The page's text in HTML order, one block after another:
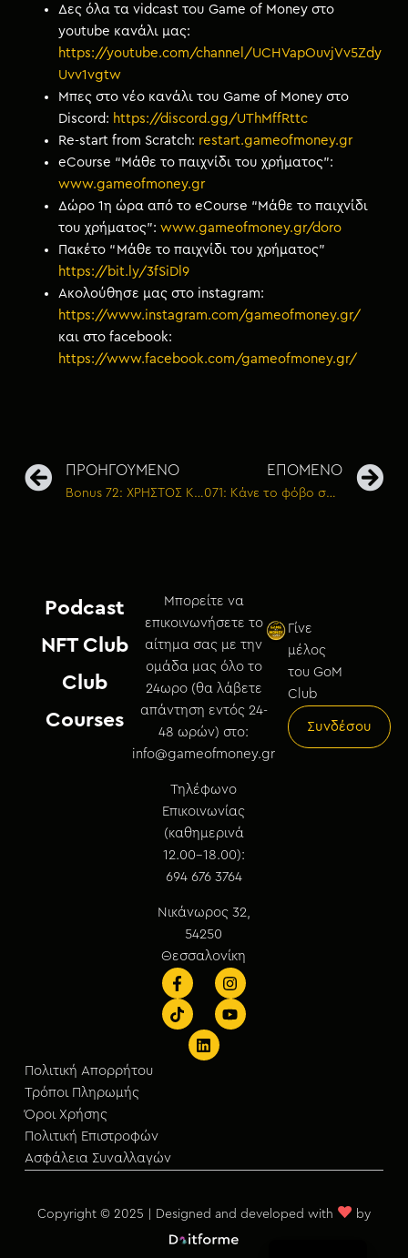
Δες όλα τα vidcast του Game of Money στο
youtube κανάλι μας:
https://youtube.com/channel/UCHVapOuvjVv5Zdy
Uvv1vgtw
Μπες στο νέο κανάλι του Game of Money στο
Discord: https://discord.gg/UThMffRttc
Re-start from Scratch: restart.gameofmoney.gr
eCourse “Μάθε το παιχνίδι του χρήματος”:
www.gameofmoney.gr
Δώρο 1η ώρα από το eCourse “Μάθε το παιχνίδι
του χρήματος”:www.gameofmoney.gr/doro
Πακέτο “Μάθε το παιχνίδι του χρήματος”
https://bit.ly/3fSiDl9
Ακολούθησε μας στο instagram:
https://www.instagram.com/gameofmoney.gr/
και στο facebook:
https://www.facebook.com/gameofmoney.gr/
ΠΡΟΗΓΟΥΜΕΝΟ
Bonus 72: ΧΡΗΣΤΟΣ ΚΙΣΣΑΣ – Η αλήθεια για την παγκόσμια οικονομική κρίση
ΕΠΟΜΕΝΟ
071: Κάνε το φόβο σου πυξίδα
Podcast
NFT Club
Club
Courses
Μπορείτε να
επικοινωνήσετε το
αίτημα σας με την
ομάδα μας όλο το
24ωρο (θα λάβετε
απάντηση εντός 24-
48 ωρών) στο:
info@gameofmoney.gr
Τηλέφωνο
Επικοινωνίας
(καθημερινά
12.00-18.00):
694 676 3764
Νικάνωρος 32,
54250
Θεσσαλονίκη
Γίνε
μέλος
του GoM
Club
Συνδέσου
Πολιτική Απορρήτου
Τρόποι Πληρωμής
Όροι Χρήσης
Πολιτική Επιστροφών
Ασφάλεια Συναλλαγών
Copyright © 2025 | Designed and developed with ♥ by